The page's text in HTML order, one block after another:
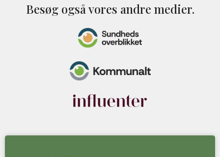
Besøg også vores andre medier.